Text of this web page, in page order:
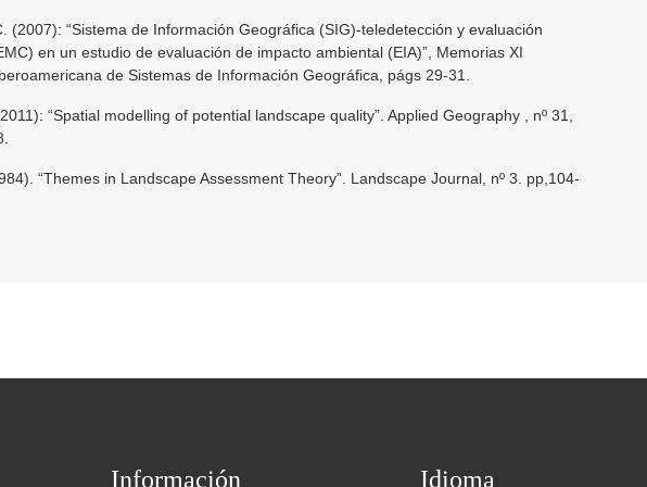
(2007): “Sistema de Información Geográfica (SIG)-teledetección y evaluación
en un estudio de evaluación de impacto ambiental (EIA)”, Memorias XI
de Sistemas de Información Geográfica, págs 29-31.
“Spatial modelling of potential landscape quality”. Applied Geography , nº 31,
“Themes in Landscape Assessment Theory”. Landscape Journal, nº 3. pp,104-
Información Idioma